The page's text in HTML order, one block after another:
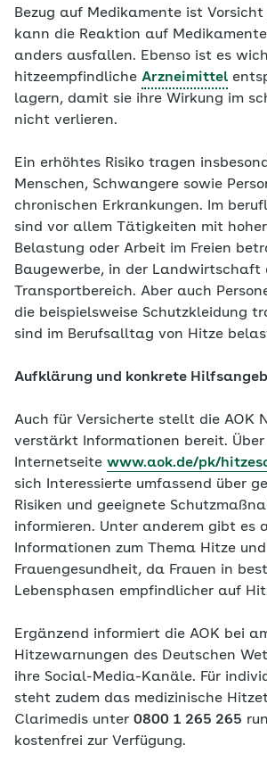
Bezug auf Medikamente ist Vorsicht
kann die Reaktion auf
anders ausfallen. Ebenso ist es
hitzeempfindliche Arzneimittel
lagern, damit sie ihre Wirkung im
nicht verlieren.
Ein erhöhtes Risiko tragen
Menschen, Schwangere sowie
chronischen Erkrankungen. Im
sind vor allem Tätigkeiten mit
Belastung oder Arbeit im Freien
Baugewerbe, in der Landwirtschaft
Transportbereich. Aber auch
die beispielsweise Schutzkleidung
sind im Berufsalltag von Hitze
Aufklärung und konkrete
Auch für Versicherte stellt die AOK
verstärkt Informationen bereit. Über
Internetseite www.aok.de/pk/
sich Interessierte umfassend über
Risiken und geeignete
informieren. Unter anderem gibt es
Informationen zum Thema Hitze und
Frauengesundheit, da Frauen in
Lebensphasen empfindlicher auf
Ergänzend informiert die AOK bei
Hitzewarnungen des Deutschen
ihre Social-Media-Kanäle. Für
steht zudem das medizinische
Clarimedis unter 0800 1 265 265
kostenfrei zur Verfügung.